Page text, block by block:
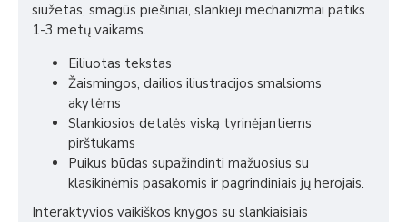
siužetas, smagūs piešiniai, slankieji mechanizmai patiks
1-3 metų vaikams.
Eiliuotas tekstas
Žaismingos, dailios iliustracijos smalsioms
akytėms
Slankiosios detalės viską tyrinėjantiems
pirštukams
Puikus būdas supažindinti mažuosius su
klasikinėmis pasakomis ir pagrindiniais jų herojais.
Interaktyvios vaikiškos knygos su slankiaisiais